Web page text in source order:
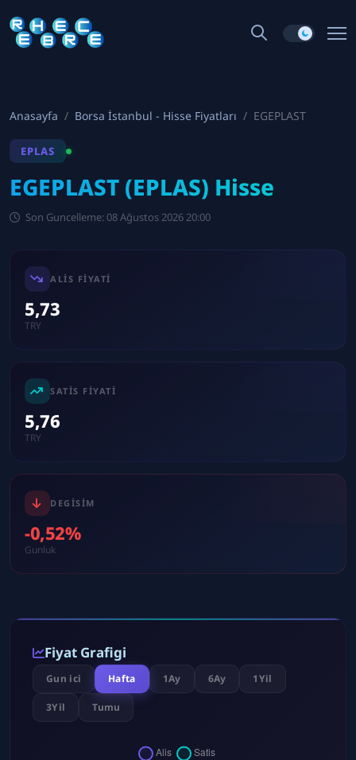
Anasayfa Borsa İstanbul - Hisse Fiyatları EGEPLAST
EPLAS
EGEPLAST (EPLAS) Hisse
Son Guncelleme: 08 Ağustos 2026 20:00
ALIS FIYATI
5,73
TRY
SATIS FIYATI
5,76
TRY
DEGISIM
-0,52%
Gunluk
Fiyat Grafigi
Gun ici Hafta 1Ay 6Ay 1Yil
3Yil Tumu